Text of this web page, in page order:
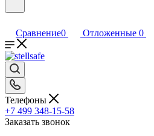
Сравнение0 Отложенные 0
Телефоны
+7 499 348-15-58
Заказать звонок